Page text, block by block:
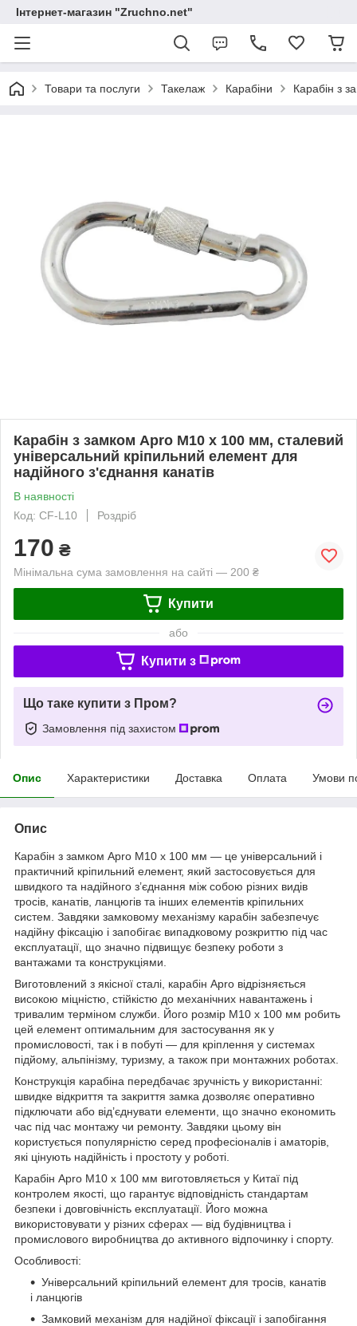
Інтернет-магазин "Zruchno.net"
Товари та послуги Такелаж Карабіни Карабін з
Карабін з замком Apro M10 х 100 мм, сталевий
універсальний кріпильний елемент для
надійного з'єднання канатів
В наявності
Код: CF-L10
Роздріб
170 ₴
Мінімальна сума замовлення на сайті — 200 ₴
Купити
або
Купити з
Що таке купити з Пром?
Замовлення під захистом
Опис Характеристики Доставка Оплата Умови
Опис
Карабін з замком Apro M10 х 100 мм — це універсальний і
практичний кріпильний елемент, який застосовується для
швидкого та надійного з’єднання між собою різних видів
тросів, канатів, ланцюгів та інших елементів кріпильних
систем. Завдяки замковому механізму карабін забезпечує
надійну фіксацію і запобігає випадковому розкриттю під час
експлуатації, що значно підвищує безпеку роботи з
вантажами та конструкціями.
Виготовлений з якісної сталі, карабін Apro відрізняється
високою міцністю, стійкістю до механічних навантажень і
тривалим терміном служби. Його розмір M10 х 100 мм робить
цей елемент оптимальним для застосування як у
промисловості, так і в побуті — для кріплення у системах
підйому, альпінізму, туризму, а також при монтажних роботах.
Конструкція карабіна передбачає зручність у використанні:
швидке відкриття та закриття замка дозволяє оперативно
підключати або від’єднувати елементи, що значно економить
час під час монтажу чи ремонту. Завдяки цьому він
користується популярністю серед професіоналів і аматорів,
які цінують надійність і простоту у роботі.
Карабін Apro M10 х 100 мм виготовляється у Китаї під
контролем якості, що гарантує відповідність стандартам
безпеки і довговічність експлуатації. Його можна
використовувати у різних сферах — від будівництва і
промислового виробництва до активного відпочинку і спорту.
Особливості:
Універсальний кріпильний елемент для тросів, канатів
і ланцюгів
Замковий механізм для надійної фіксації і запобігання